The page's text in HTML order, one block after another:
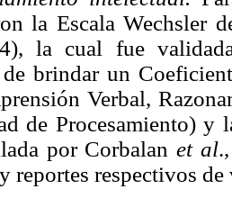
la Escala Wechsler
la cual fue
de brindar un
Verbal,
de Procesamiento) y
por Corbalan et al
reportes respectivos